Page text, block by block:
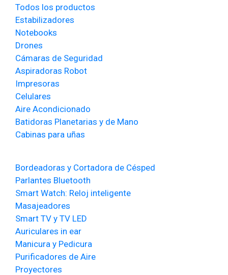
Todos los productos
Estabilizadores
Notebooks
Drones
Cámaras de Seguridad
Aspiradoras Robot
Impresoras
Celulares
Aire Acondicionado
Batidoras Planetarias y de Mano
Cabinas para uñas
Bordeadoras y Cortadora de Césped
Parlantes Bluetooth
Smart Watch: Reloj inteligente
Masajeadores
Smart TV y TV LED
Auriculares in ear
Manicura y Pedicura
Purificadores de Aire
Proyectores